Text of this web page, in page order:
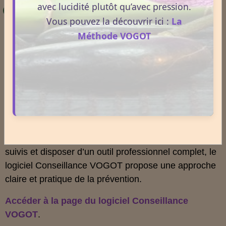
Glandes surrénales et cortisol– Les liens
entre stress, rythmes biologiques et équilibre du
terrain.
Ces ressources complètent l’approche présentée ici
Conseillance VOGOT.
suivis et disposer d’un outil professionnel complet, le
logiciel Conseillance VOGOT propose une approche
claire et pratique de la prévention.
Accéder à la page du logiciel Conseillance
VOGOT.
avec lucidité plutôt qu’avec pression.
Vous pouvez la découvrir ici : La
Méthode VOGOT